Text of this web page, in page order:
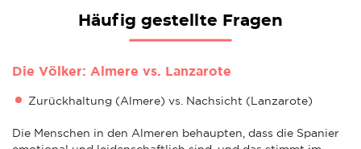
Häufig gestellte Fragen
Die Völker: Almere vs. Lanzarote
Zurückhaltung (Almere) vs. Nachsicht (Lanzarote)
Die Menschen in den Almeren behaupten, dass die Spanier